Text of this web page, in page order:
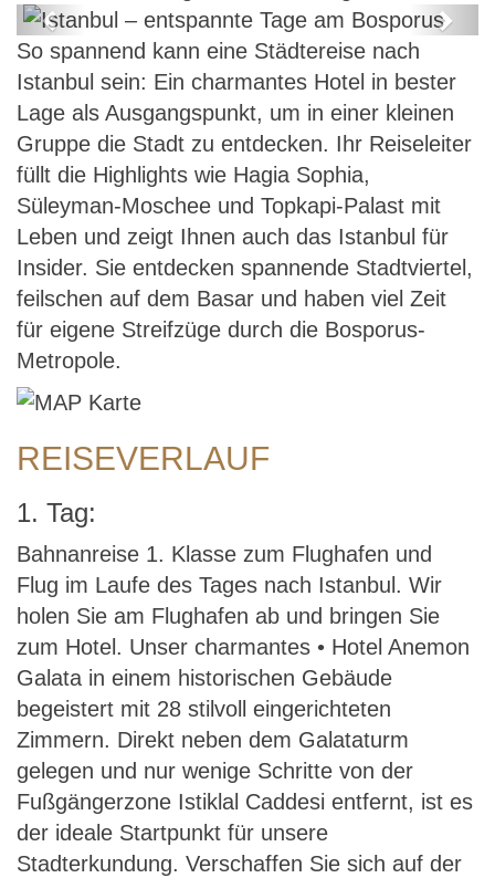
Istanbul – entspannte Tage am
Bosporus
Previous
Next
So spannend kann eine Städtereise nach
Istanbul sein: Ein charmantes Hotel in bester
Lage als Ausgangspunkt, um in einer kleinen
Gruppe die Stadt zu entdecken. Ihr Reiseleiter
füllt die Highlights wie Hagia Sophia,
Süleyman-Moschee und Topkapi-Palast mit
Leben und zeigt Ihnen auch das Istanbul für
Insider. Sie entdecken spannende Stadtviertel,
feilschen auf dem Basar und haben viel Zeit
für eigene Streifzüge durch die Bosporus-
Metropole.
REISEVERLAUF
1. Tag:
Bahnanreise 1. Klasse zum Flughafen und
Flug im Laufe des Tages nach Istanbul. Wir
holen Sie am Flughafen ab und bringen Sie
zum Hotel. Unser charmantes • Hotel Anemon
Galata in einem historischen Gebäude
begeistert mit 28 stilvoll eingerichteten
Zimmern. Direkt neben dem Galataturm
gelegen und nur wenige Schritte von der
Fußgängerzone Istiklal Caddesi entfernt, ist es
der ideale Startpunkt für unsere
Stadterkundung. Verschaffen Sie sich auf der